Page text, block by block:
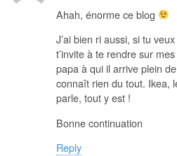
Ahah, énorme ce blog
J’ai bien ri aussi, si tu
t’invite à te rendre sur
papa à qui il arrive plein
connaît rien du tout. Ikea,
parle, tout y est !
Bonne continuation
Reply